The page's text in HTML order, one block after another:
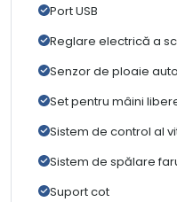
Port USB
Reglare electrică a
Senzor de ploaie
Set pentru mâini
Sistem de control al
Sistem de spălare
Suport cot